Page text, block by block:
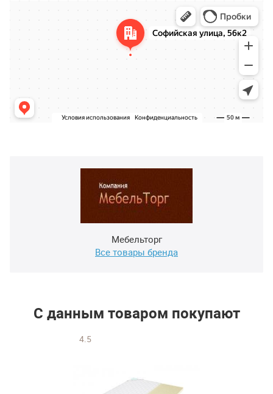
Мебельторг
Все товары бренда
С данным товаром покупают
4.5